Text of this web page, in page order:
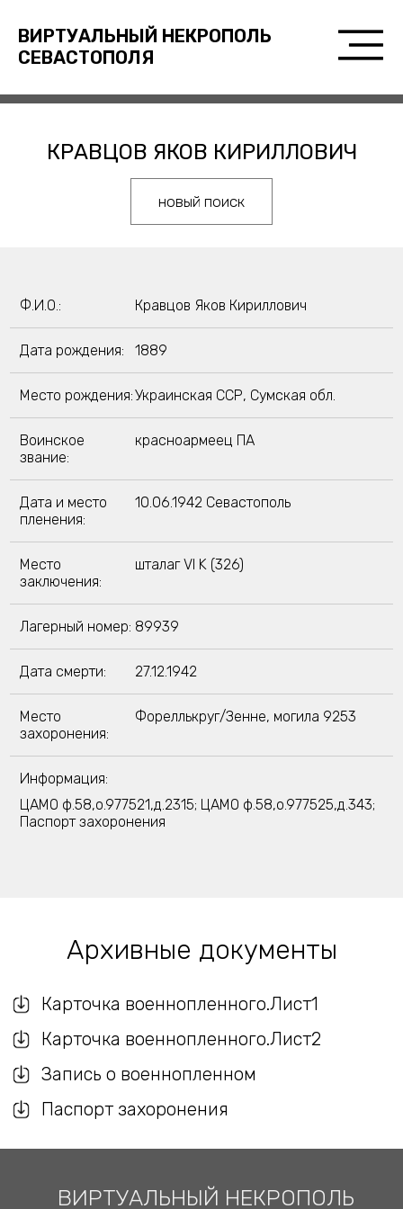
ВИРТУАЛЬНЫЙ НЕКРОПОЛЬ
СЕВАСТОПОЛЯ
КРАВЦОВ ЯКОВ КИРИЛЛОВИЧ
новый поиск
Ф.И.О.: Кравцов Яков Кириллович
Дата рождения: 1889
Место рождения:Украинская ССР, Сумская обл.
Воинское
звание:
красноармеец ПА
Дата и место
пленения:
10.06.1942 Севастополь
Место
заключения:
шталаг VI K (326)
Лагерный номер: 89939
Дата смерти: 27.12.1942
Место
захоронения:
Фореллькруг/Зенне, могила 9253
Информация:
ЦАМО ф.58,о.977521,д.2315; ЦАМО ф.58,о.977525,д.343;
Паспорт захоронения
Архивные документы
Карточка военнопленного.Лист1
Карточка военнопленного.Лист2
Запись о военнопленном
Паспорт захоронения
ВИРТУАЛЬНЫЙ НЕКРОПОЛЬ